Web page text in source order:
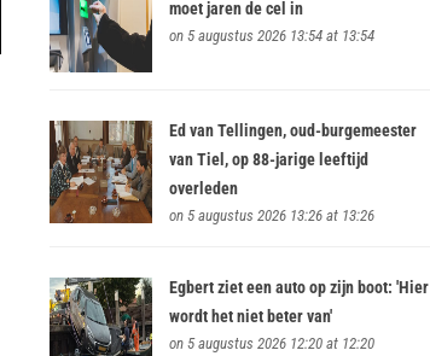
moet jaren de cel in
on 5 augustus 2026 13:54 at 13:54
Ed van Tellingen, oud-burgemeester
van Tiel, op 88-jarige leeftijd
overleden
on 5 augustus 2026 13:26 at 13:26
Egbert ziet een auto op zijn boot: 'Hier
wordt het niet beter van'
on 5 augustus 2026 12:20 at 12:20